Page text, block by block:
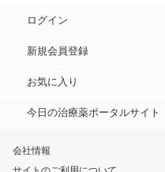
ログイン
新規会員登録
お気に入り
今日の治療薬ポータルサイト
会社情報